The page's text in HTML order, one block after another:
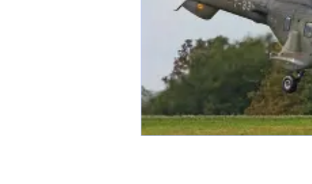
Motorisation
Shenyang J-35
Airbus H145M